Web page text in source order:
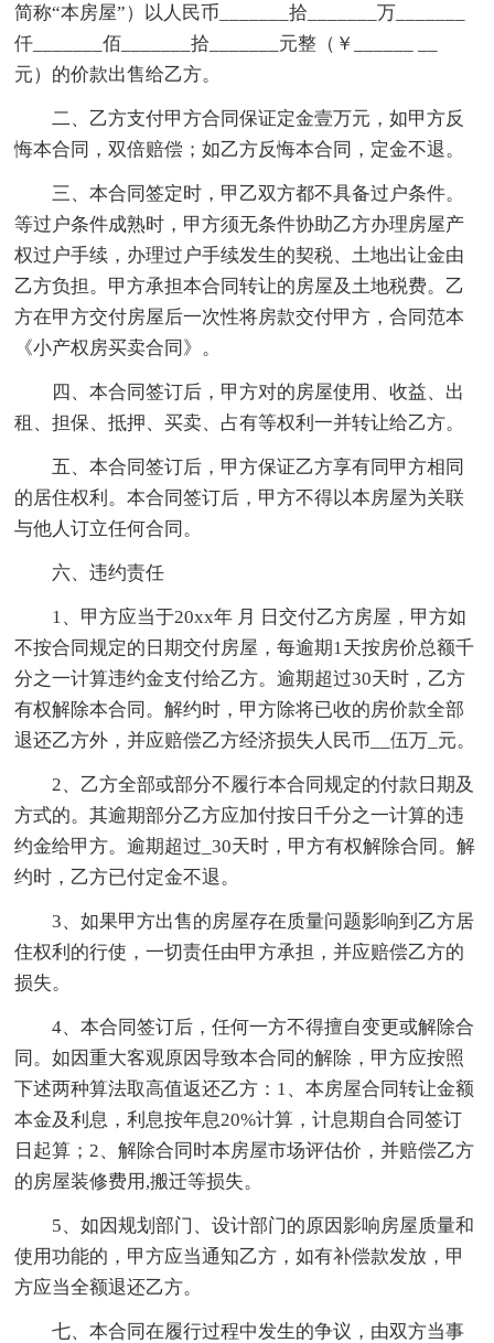
简称“本房屋”）以人民币_______拾_______万_______
仟_______佰_______拾_______元整（￥______ __
元）的价款出售给乙方。
二、乙方支付甲方合同保证定金壹万元，如甲方反
悔本合同，双倍赔偿；如乙方反悔本合同，定金不退。
三、本合同签定时，甲乙双方都不具备过户条件。
等过户条件成熟时，甲方须无条件协助乙方办理房屋产
权过户手续，办理过户手续发生的契税、土地出让金由
乙方负担。甲方承担本合同转让的房屋及土地税费。乙
方在甲方交付房屋后一次性将房款交付甲方，合同范本
《小产权房买卖合同》。
四、本合同签订后，甲方对的房屋使用、收益、出
租、担保、抵押、买卖、占有等权利一并转让给乙方。
五、本合同签订后，甲方保证乙方享有同甲方相同
的居住权利。本合同签订后，甲方不得以本房屋为关联
与他人订立任何合同。
六、违约责任
1、甲方应当于20xx年 月 日交付乙方房屋，甲方如
不按合同规定的日期交付房屋，每逾期1天按房价总额千
分之一计算违约金支付给乙方。逾期超过30天时，乙方
有权解除本合同。解约时，甲方除将已收的房价款全部
退还乙方外，并应赔偿乙方经济损失人民币__伍万_元。
2、乙方全部或部分不履行本合同规定的付款日期及
方式的。其逾期部分乙方应加付按日千分之一计算的违
约金给甲方。逾期超过_30天时，甲方有权解除合同。解
约时，乙方已付定金不退。
3、如果甲方出售的房屋存在质量问题影响到乙方居
住权利的行使，一切责任由甲方承担，并应赔偿乙方的
损失。
4、本合同签订后，任何一方不得擅自变更或解除合
同。如因重大客观原因导致本合同的解除，甲方应按照
下述两种算法取高值返还乙方：1、本房屋合同转让金额
本金及利息，利息按年息20%计算，计息期自合同签订
日起算；2、解除合同时本房屋市场评估价，并赔偿乙方
的房屋装修费用,搬迁等损失。
5、如因规划部门、设计部门的原因影响房屋质量和
使用功能的，甲方应当通知乙方，如有补偿款发放，甲
方应当全额退还乙方。
七、本合同在履行过程中发生的争议，由双方当事